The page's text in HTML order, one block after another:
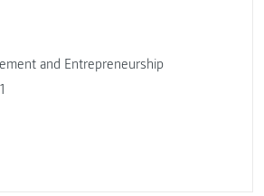
and Entrepreneurship